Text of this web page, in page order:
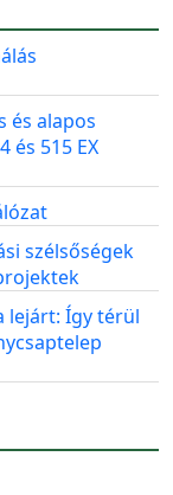
és alapos
és 515 EX
szélsőségek
lejárt: Így térül